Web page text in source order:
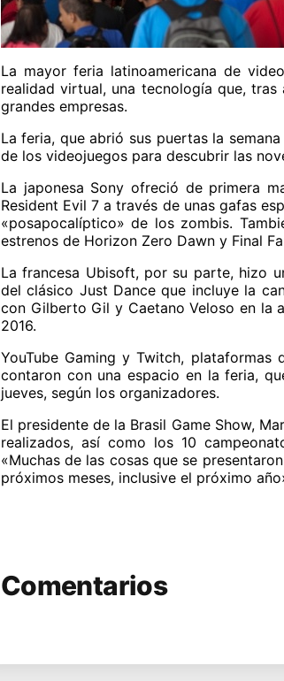
La mayor feria latinoamericana de
realidad virtual, una tecnología que,
grandes empresas.
La feria, que abrió sus puertas la
de los videojuegos para descubrir las
La japonesa Sony ofreció de primera
Resident Evil 7 a través de unas gafas
«posapocalíptico» de los zombis.
estrenos de Horizon Zero Dawn y Final
La francesa Ubisoft, por su parte, hizo
del clásico Just Dance que incluye la
con Gilberto Gil y Caetano Veloso en la
2016.
YouTube Gaming y Twitch,
contaron con una espacio en la feria,
jueves, según los organizadores.
El presidente de la Brasil Game Show,
realizados, así como los 10
«Muchas de las cosas que se
próximos meses, inclusive el próximo
Comentarios